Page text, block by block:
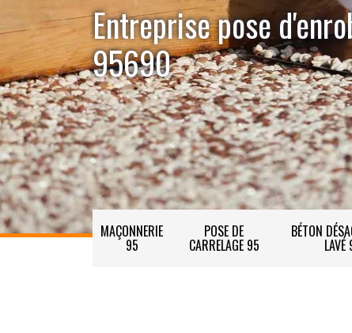
Entreprise pose
95690
MAÇONNERIE
95
POSE DE
CARRELAGE 95
BÉTON
LAVÉ